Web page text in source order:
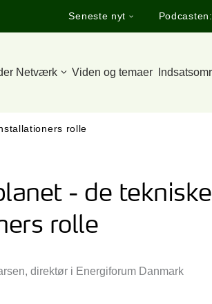
Seneste nyt
Netværk Viden og temaer
rolle
- de tekniske
rolle
direktør i Energiforum Danmark